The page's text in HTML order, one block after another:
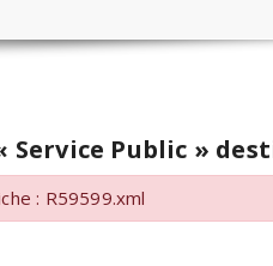
Service Public »
: R59599.xml